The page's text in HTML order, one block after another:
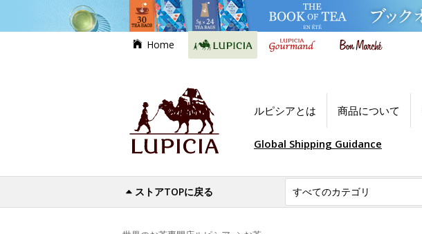
Home
ルピシアとは 商品について
Global Shipping Guidance
ストアTOPに戻る